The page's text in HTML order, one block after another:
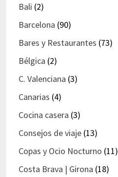
Bali (2)
Barcelona (90)
Bares y Restaurantes (73)
Bélgica (2)
C. Valenciana (3)
Canarias (4)
Cocina casera (3)
Consejos de viaje(13)
Copas y Ocio Nocturno (11)
Costa Brava | Girona (18)